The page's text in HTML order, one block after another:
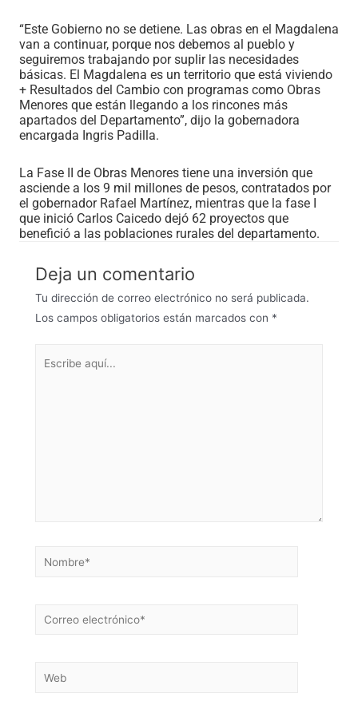
“Este Gobierno no se detiene. Las obras en el Magdalena
van a continuar, porque nos debemos al pueblo y
seguiremos trabajando por suplir las necesidades
básicas. El Magdalena es un territorio que está viviendo
+ Resultados del Cambio con programas como Obras
Menores que están llegando a los rincones más
apartados del Departamento”, dijo la gobernadora
encargada Ingris Padilla.
La Fase II de Obras Menores tiene una inversión que
asciende a los 9 mil millones de pesos, contratados por
el gobernador Rafael Martínez, mientras que la fase I
que inició Carlos Caicedo dejó 62 proyectos que
benefició a las poblaciones rurales del departamento.
Deja un comentario
Tu dirección de correo electrónico no será publicada.
Los campos obligatorios están marcados con *